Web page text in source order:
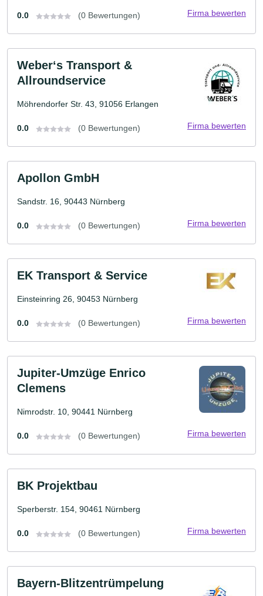
0.0 (0 Bewertungen) Firma bewerten
Weber‘s Transport &
Allroundservice
Möhrendorfer Str. 43, 91056 Erlangen
0.0 (0 Bewertungen) Firma bewerten
Apollon GmbH
Sandstr. 16, 90443 Nürnberg
0.0 (0 Bewertungen) Firma bewerten
EK Transport & Service
Einsteinring 26, 90453 Nürnberg
0.0 (0 Bewertungen) Firma bewerten
Jupiter-Umzüge Enrico
Clemens
Nimrodstr. 10, 90441 Nürnberg
0.0 (0 Bewertungen) Firma bewerten
BK Projektbau
Sperberstr. 154, 90461 Nürnberg
0.0 (0 Bewertungen) Firma bewerten
Bayern-Blitzentrümpelung